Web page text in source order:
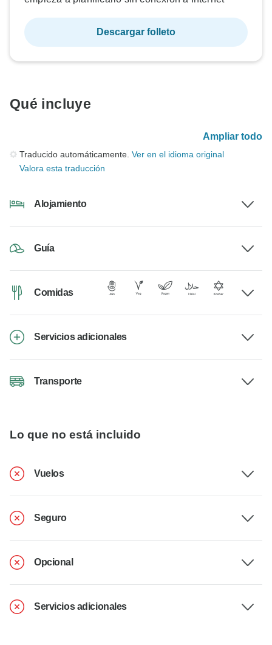
Descargar folleto
Qué incluye
Ampliar todo
Traducido automáticamente. Ver en el idioma original
Valora esta traducción
Alojamiento
Guía
Comidas
Servicios adicionales
Transporte
Lo que no está incluido
Vuelos
Seguro
Opcional
Servicios adicionales